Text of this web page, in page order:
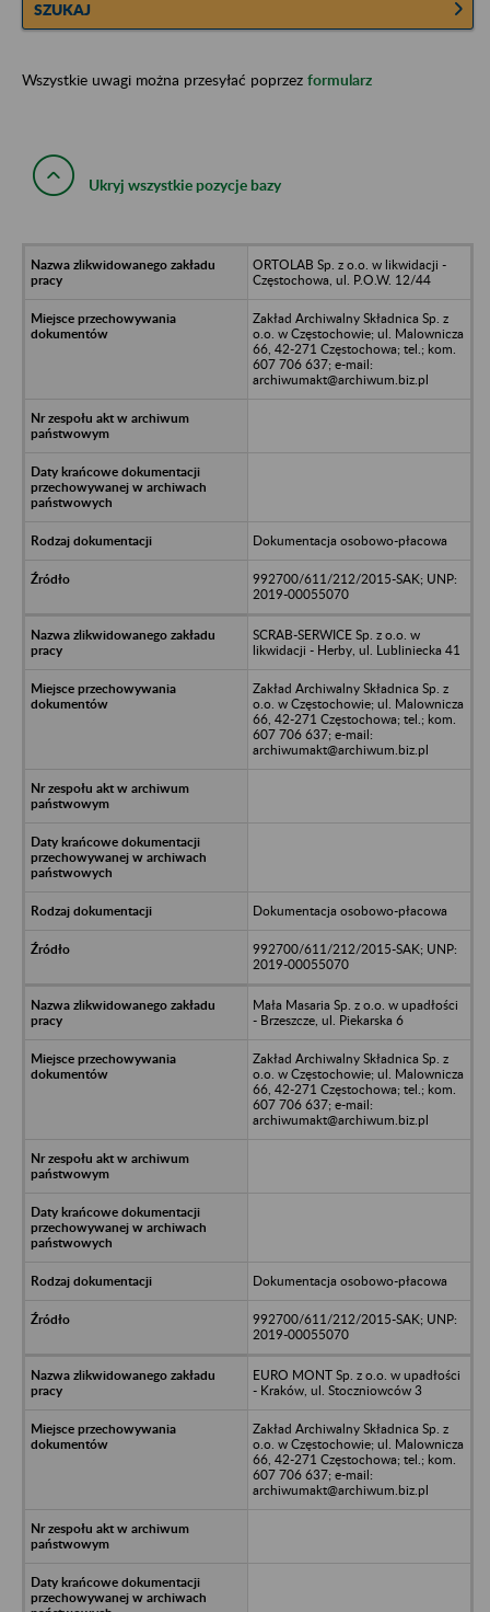
SZUKAJ
Wszystkie uwagi można przesyłać poprzez formularz
Ukryj wszystkie pozycje bazy
ORTOLAB Sp. z o.o. w likwidacji -
Częstochowa, ul. P.O.W. 12/44
Zakład Archiwalny Składnica Sp. z
o.o. w Częstochowie; ul. Malownicza
66, 42-271 Częstochowa; tel.; kom.
607 706 637; e-mail:
archiwumakt@archiwum.biz.pl
Dokumentacja osobowo-płacowa
992700/611/212/2015-SAK; UNP:
2019-00055070
SCRAB-SERWICE Sp. z o.o. w
likwidacji - Herby, ul. Lubliniecka 41
Zakład Archiwalny Składnica Sp. z
o.o. w Częstochowie; ul. Malownicza
66, 42-271 Częstochowa; tel.; kom.
607 706 637; e-mail:
archiwumakt@archiwum.biz.pl
Dokumentacja osobowo-płacowa
992700/611/212/2015-SAK; UNP:
2019-00055070
Mała Masaria Sp. z o.o. w upadłości
- Brzeszcze, ul. Piekarska 6
Zakład Archiwalny Składnica Sp. z
o.o. w Częstochowie; ul. Malownicza
66, 42-271 Częstochowa; tel.; kom.
607 706 637; e-mail:
archiwumakt@archiwum.biz.pl
Dokumentacja osobowo-płacowa
992700/611/212/2015-SAK; UNP:
2019-00055070
EURO MONT Sp. z o.o. w upadłości
- Kraków, ul. Stoczniowców 3
Zakład Archiwalny Składnica Sp. z
o.o. w Częstochowie; ul. Malownicza
66, 42-271 Częstochowa; tel.; kom.
607 706 637; e-mail:
archiwumakt@archiwum.biz.pl